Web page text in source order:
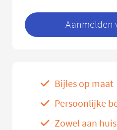
Aanmelden
Bijles op maat
Persoonlijke
Zowel aan